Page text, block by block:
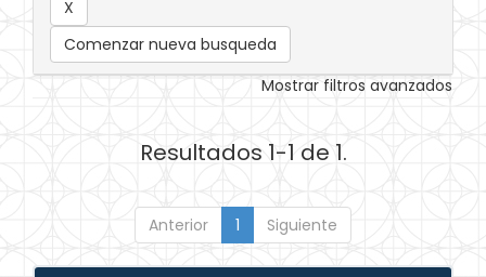
Comenzar nueva busqueda
Mostrar filtros avanzados
Resultados 1-1 de 1.
Anterior 1 Siguiente